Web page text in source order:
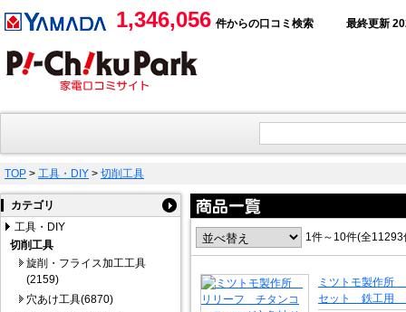
1,346,056 件からの口コミ検索 最終更新
TOP > 工具・DIY > 切削工具
カテゴリ
工具・DIY
切削工具
旋削・フライス加工工具
(2159)
穴あけ工具(6870)
1件～10件(全
ミツトモ製作所
セット 鉄工用